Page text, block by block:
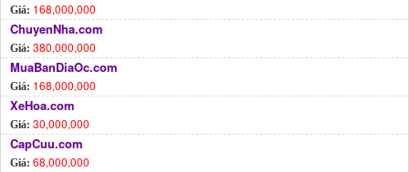
Giá: 168,000,000
ChuyenNha.com
Giá: 380,000,000
MuaBanDiaOc.com
Giá: 168,000,000
XeHoa.com
Giá: 30,000,000
CapCuu.com
Giá: 68,000,000